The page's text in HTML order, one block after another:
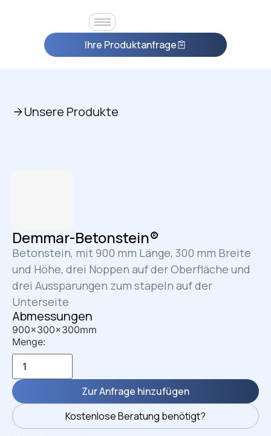
Ihre Produktanfrage
Unsere Produkte
Demmar-Betonstein®
Betonstein, mit 900 mm Länge, 300 mm Breite
und Höhe, drei Noppen auf der Oberfläche und
drei Aussparungen zum stapeln auf der
Unterseite
Abmessungen
900x300x300mm
Menge:
Zur Anfrage hinzufügen
Kostenlose Beratung benötigt?